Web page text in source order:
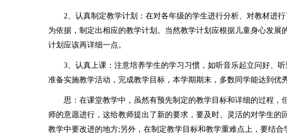
2、认真制定教学计划：在对各年级的学生进行分析、对教材进行
为依据，制定出相应的教学计划。当然教学计划应根据儿童身心发展
计划应该再详细一点。
3、认真上课：注意培养学生的学习习惯，如听音乐起立问好、听
准备实施教学活动，完成教学目标，本学期期末，多数同学能达到优秀
思：在课堂教学中，虽然有预先制定的教学目标和详细的过程，
师的意愿进行，这给教师提出了新的要求，要及时、灵活的对学生的
教学中要改进的地方;另外，在制定教学目标和教学重难点上，要结